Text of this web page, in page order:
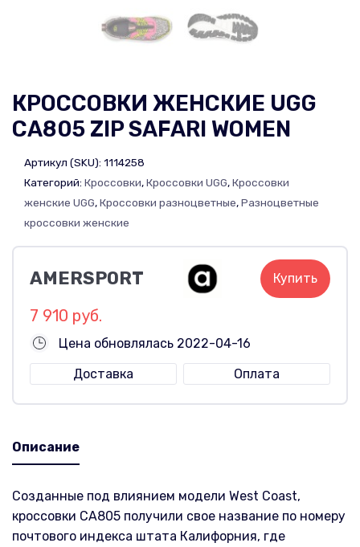
КРОССОВКИ ЖЕНСКИЕ UGG
CA805 ZIP SAFARI WOMEN
Артикул (SKU): 1114258
Категорий: Кроссовки,Кроссовки UGG,Кроссовки
женские UGG,Кроссовки разноцветные,Разноцветные
кроссовки женские
AMERSPORT Купить
7 910 руб.
Цена обновлялась 2022-04-16
Доставка
Оплата
Описание
Созданные под влиянием модели West Coast,
кроссовки CA805 получили свое название по номеру
почтового индекса штата Калифорния, где